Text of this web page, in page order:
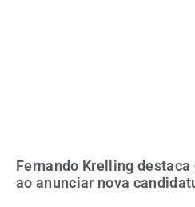
Fernando Krelling
ao anunciar nova